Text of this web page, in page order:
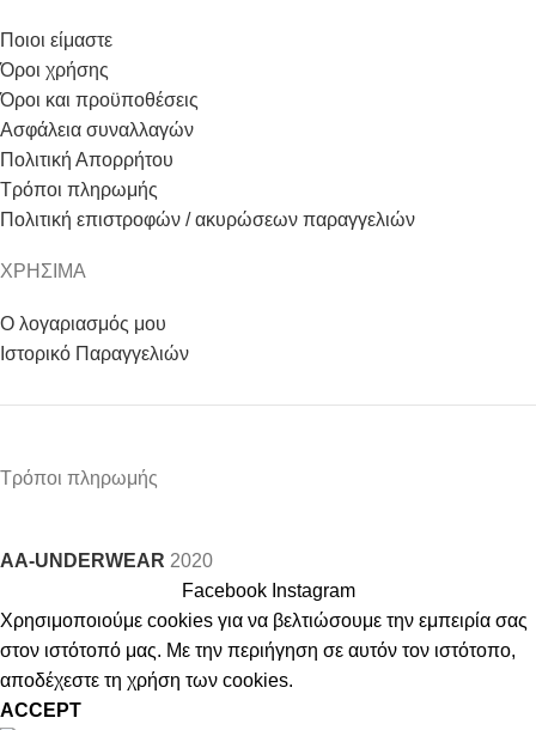
Ποιοι είμαστε
Όροι χρήσης
Όροι και προϋποθέσεις
Ασφάλεια συναλλαγών
Πολιτική Απορρήτου
Τρόποι πληρωμής
Πολιτική επιστροφών / ακυρώσεων παραγγελιών
ΧΡΗΣΙΜΑ
Ο λογαριασμός μου
Ιστορικό Παραγγελιών
Τρόποι πληρωμής
AA-UNDERWEAR 2020
Facebook Instagram
Χρησιμοποιούμε cookies για να βελτιώσουμε την εμπειρία σας
στον ιστότοπό μας. Με την περιήγηση σε αυτόν τον ιστότοπο,
αποδέχεστε τη χρήση των cookies.
ACCEPT